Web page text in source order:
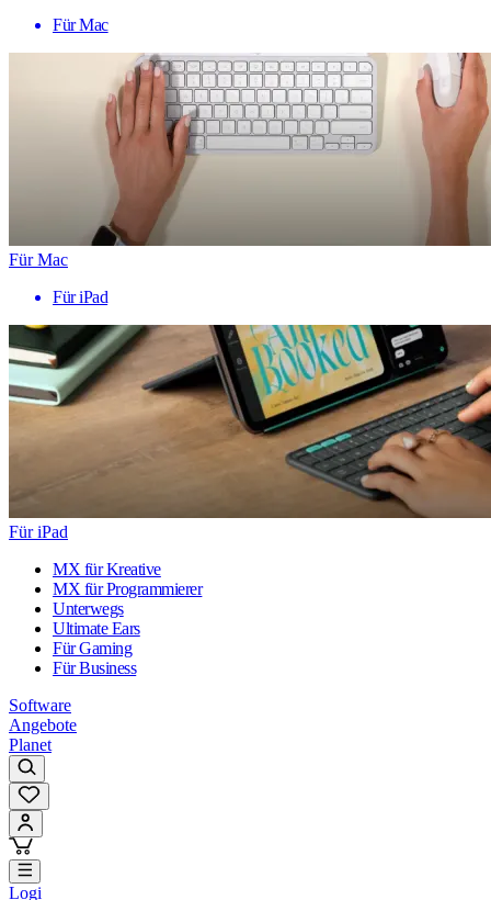
Für Mac
Für Mac
Für iPad
Für iPad
MX für Kreative
MX für Programmierer
Unterwegs
Ultimate Ears
Für Gaming
Für Business
Software
Angebote
Planet
Logi